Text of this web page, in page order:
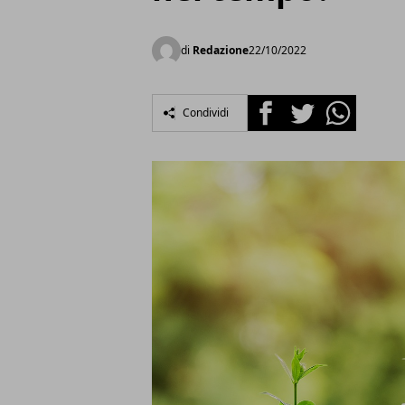
di Redazione22/10/2022
Condividi FacebookTwitterWhatsapp